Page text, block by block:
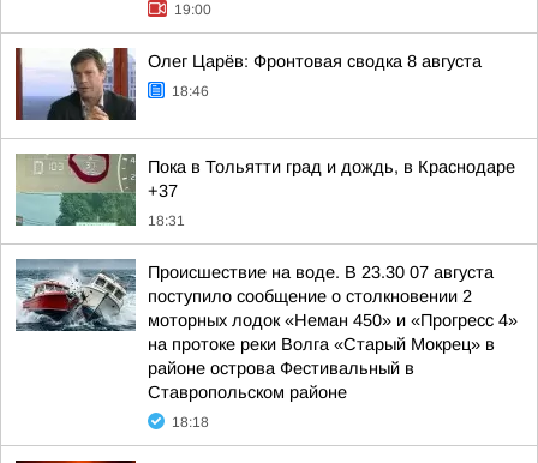
19:00
Олег Царёв: Фронтовая сводка 8 августа
18:46
Пока в Тольятти град и дождь, в Краснодаре
+37
18:31
Происшествие на воде. В 23.30 07 августа
поступило сообщение о столкновении 2
моторных лодок «Неман 450» и «Прогресс 4»
на протоке реки Волга «Старый Мокрец» в
районе острова Фестивальный в
Ставропольском районе
18:18